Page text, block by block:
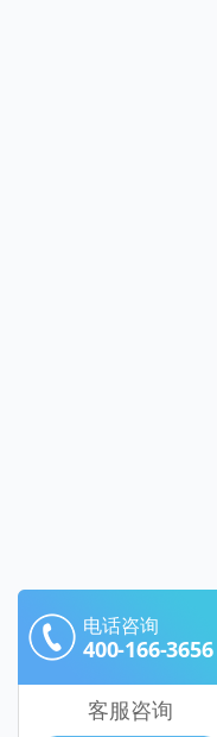
电话咨询
400-166-3656
客服咨询